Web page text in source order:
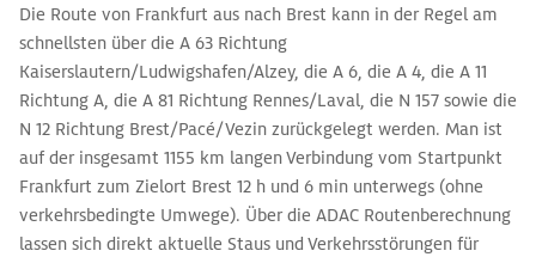
Die Route von Frankfurt aus nach Brest kann in der Regel am
schnellsten über die A 63 Richtung
Kaiserslautern/Ludwigshafen/Alzey, die A 6, die A 4, die A 11
Richtung A, die A 81 Richtung Rennes/Laval, die N 157 sowie die
N 12 Richtung Brest/Pacé/Vezin zurückgelegt werden. Man ist
auf der insgesamt 1155 km langen Verbindung vom Startpunkt
Frankfurt zum Zielort Brest 12 h und 6 min unterwegs (ohne
verkehrsbedingte Umwege). Über die ADAC Routenberechnung
lassen sich direkt aktuelle Staus und Verkehrsstörungen für